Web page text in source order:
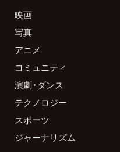
映画
写真
アニメ
コミュニティ
演劇・ダンス
テクノロジー
スポーツ
ジャーナリズム